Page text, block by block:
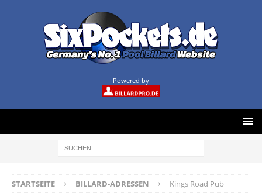
Powered by
STARTSEITE BILLARD-ADRESSEN Kings Road Pub